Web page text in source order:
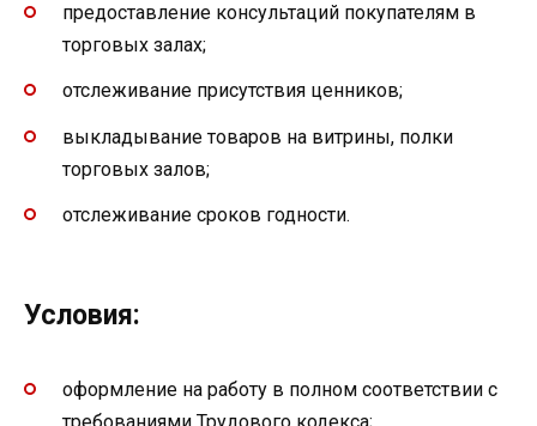
предоставление консультаций покупателям в
торговых залах;
отслеживание присутствия ценников;
выкладывание товаров на витрины, полки
торговых залов;
отслеживание сроков годности.
Условия:
оформление на работу в полном соответствии с